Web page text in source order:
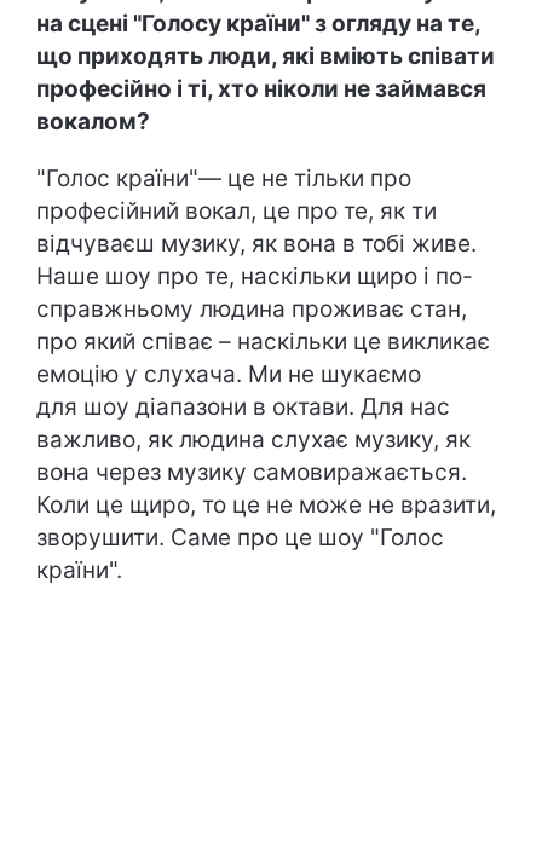
на сцені "Голосу країни" з огляду на те,
що приходять люди, які вміють співати
професійно і ті, хто ніколи не займався
вокалом?
"Голос країни"— це не тільки про
професійний вокал, це про те, як ти
відчуваєш музику, як вона в тобі живе.
Наше шоу про те, наскільки щиро і по-
справжньому людина проживає стан,
про який співає – наскільки це викликає
емоцію у слухача. Ми не шукаємо
для шоу діапазони в октави. Для нас
важливо, як людина слухає музику, як
вона через музику самовиражається.
Коли це щиро, то це не може не вразити,
зворушити. Саме про це шоу "Голос
країни".